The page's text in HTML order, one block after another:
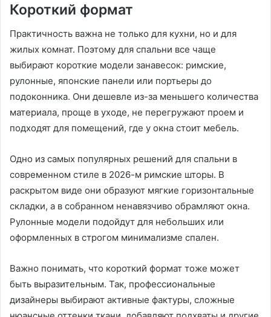
Короткий формат
Практичность важна не только для кухни, но и для
жилых комнат. Поэтому для спальни все чаще
выбирают короткие модели занавесок: римские,
рулонные, японские панели или портьеры до
подоконника. Они дешевле из-за меньшего количества
материала, проще в уходе, не перегружают проем и
подходят для помещений, где у окна стоит мебель.
Одно из самых популярных решений для спальни в
современном стиле в 2026-м римские шторы. В
раскрытом виде они образуют мягкие горизонтальные
складки, а в собранном ненавязчиво обрамляют окна.
Рулонные модели подойдут для небольших или
оформленных в строгом минимализме спален.
Важно понимать, что короткий формат тоже может
быть выразительным. Так, профессиональные
дизайнеры выбирают активные фактуры, сложные